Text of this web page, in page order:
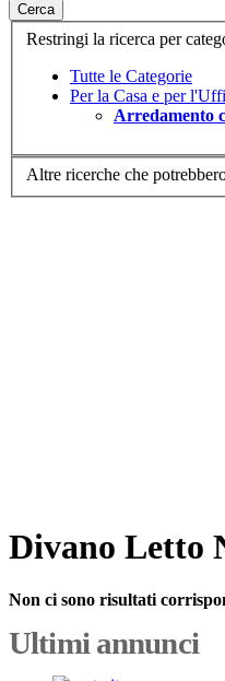
Cerca
Restringi la ricerca per
Tutte le Categorie
Per la Casa e per
Arredamento
Altre ricerche che
Divano Letto
Non ci sono risultati
Ultimi annunci